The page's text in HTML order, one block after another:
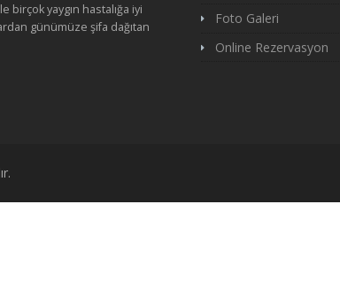
birçok yaygın hastalığa iyi
günümüze şifa dağıtan
Foto Galeri
Online Rezervasyon